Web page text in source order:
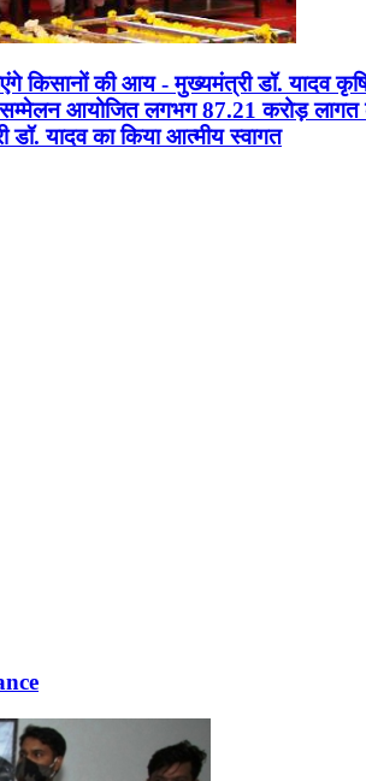
किसानों की आय - मुख्यमंत्री डॉ. यादव
आयोजित लगभग 87.21 करोड़ लागत
यादव का किया आत्मीय स्वागत